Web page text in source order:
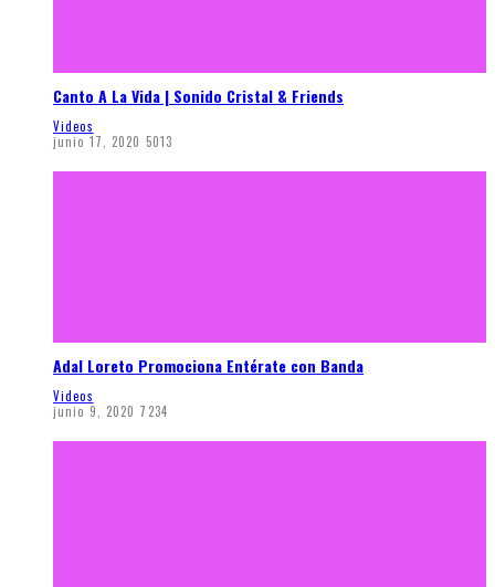
Canto A La Vida | Sonido Cristal & Friends
Videos
junio 17, 2020 5013
Adal Loreto Promociona Entérate con Banda
Videos
junio 9, 2020 7234